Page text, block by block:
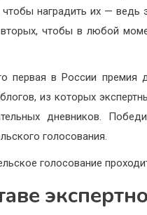
наградить их — ведь
чтобы в любой
первая в России премия
из которых
дневников.
голосования.
голосование